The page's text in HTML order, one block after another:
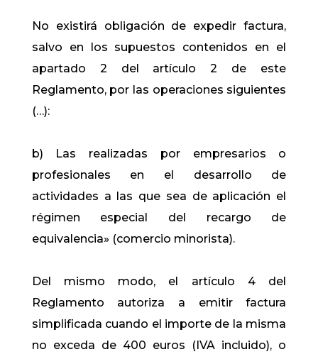
No existirá obligación de expedir factura,
salvo en los supuestos contenidos en el
apartado 2 del artículo 2 de este
Reglamento, por las operaciones siguientes
(…):
b) Las realizadas por empresarios o
profesionales en el desarrollo de
actividades a las que sea de aplicación el
régimen especial del recargo de
equivalencia» (comercio minorista).
Del mismo modo, el artículo 4 del
Reglamento autoriza a emitir factura
simplificada cuando el importe de la misma
no exceda de 400 euros (IVA incluido), o